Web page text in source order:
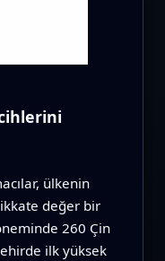
ülkenin
değer bir
260 Çin
ilk yüksek